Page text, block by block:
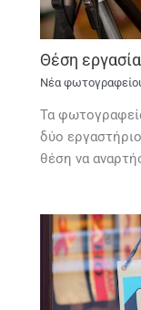
Θέση
Νέα
Τα
δύο
θέση να